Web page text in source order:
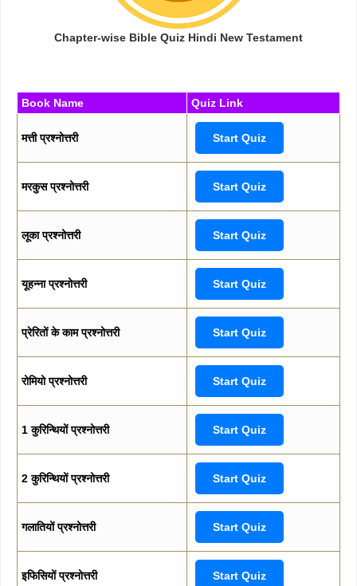
Chapter-wise Bible Quiz Hindi New Testament
Book Name Quiz Link
मत्ती प्रश्नोत्तरी Start Quiz
मरकुस प्रश्नोत्तरी Start Quiz
लूका प्रश्नोत्तरी Start Quiz
यूहन्ना प्रश्नोत्तरी Start Quiz
प्रेरितों के काम प्रश्नोत्तरी Start Quiz
रोमियो प्रश्नोत्तरी Start Quiz
1 कुरिन्थियों प्रश्नोत्तरी Start Quiz
2 कुरिन्थियों प्रश्नोत्तरी Start Quiz
गलातियों प्रश्नोत्तरी Start Quiz
इफिसियों प्रश्नोत्तरी Start Quiz